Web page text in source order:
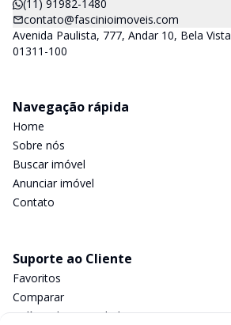
(11) 91982-1480
contato@fascinioimoveis.com
Avenida Paulista, 777, Andar 10, Bela
01311-100
Navegação rápida
Home
Sobre nós
Buscar imóvel
Anunciar imóvel
Contato
Suporte ao Cliente
Favoritos
Comparar
Política de privacidade